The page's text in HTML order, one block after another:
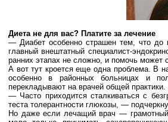
Диета не для вас? Платите за лечение
— Диабет особенно страшен тем, что до
главный внештатный специалист-
ранних этапах не сложно, и помочь может
А вот тут кроется еще одна проблема. В
особенно в районных больницах и
перекладывают на врачей общей практики.
— Часто приходится сталкиваться с
теста толерантности глюкозы, —
Но даже если лечащий врач —